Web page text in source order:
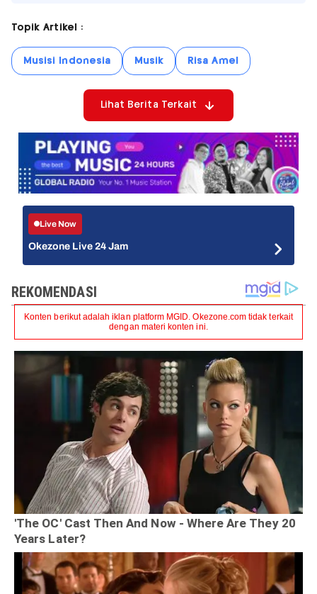
Topik Artikel :
Musisi Indonesia Musik Risa Amel
Lihat Berita Terkait
Live Now
Okezone Live 24 Jam